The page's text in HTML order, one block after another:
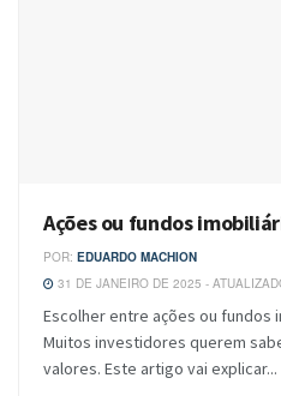
Ações ou fundos
POR: EDUARDO MACHION
31 DE JANEIRO DE 2025 -
Escolher entre ações ou fundos
Muitos investidores querem
valores. Este artigo vai explicar...